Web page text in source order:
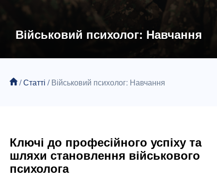
Військовий психолог: Навчання
/Статті /Військовий психолог: Навчання
Ключі до професійного успіху та
шляхи становлення військового
психолога